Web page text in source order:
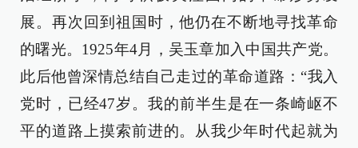
展。再次回到祖国时，他仍在不断地寻找革命
的曙光。1925年4月，吴玉章加入中国共产党。
此后他曾深情总结自己走过的革命道路：“我入
党时，已经47岁。我的前半生是在一条崎岖不
平的道路上摸索前进的。从我少年时代起就为